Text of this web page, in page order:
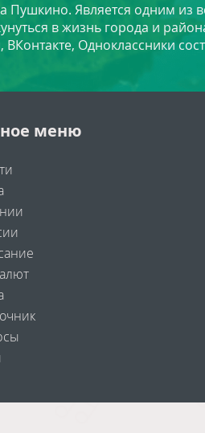
Является одним из
в жизнь города и
Одноклассники
меню